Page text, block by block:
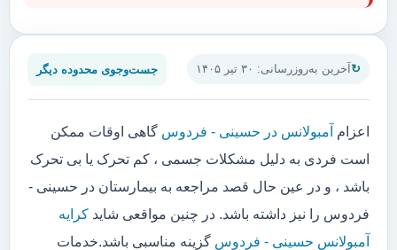
آخرین به‌روزرسانی: ۳۰ تیر ۱۴۰۵ جست‌وجوی محدوده دیگر
اعزام آمبولانس در حسینی - فردوس گاهی اوقات ممکن
است فردی به دلیل مشکلات جسمی ، کم تحرک یا بی تحرک
باشد ، و در عین حال قصد مراجعه به بیمارستان در حسینی -
فردوس را نیز داشته باشد. در چنین مواقعی شاید کرایه
آمبولانس حسینی - فردوس گزینه مناسبی باشد.خدمات